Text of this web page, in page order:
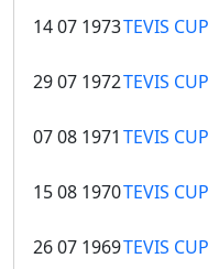
14 07 1973TEVIS CUP
29 07 1972TEVIS CUP
07 08 1971 TEVIS CUP
15 08 1970TEVIS CUP
26 07 1969TEVIS CUP